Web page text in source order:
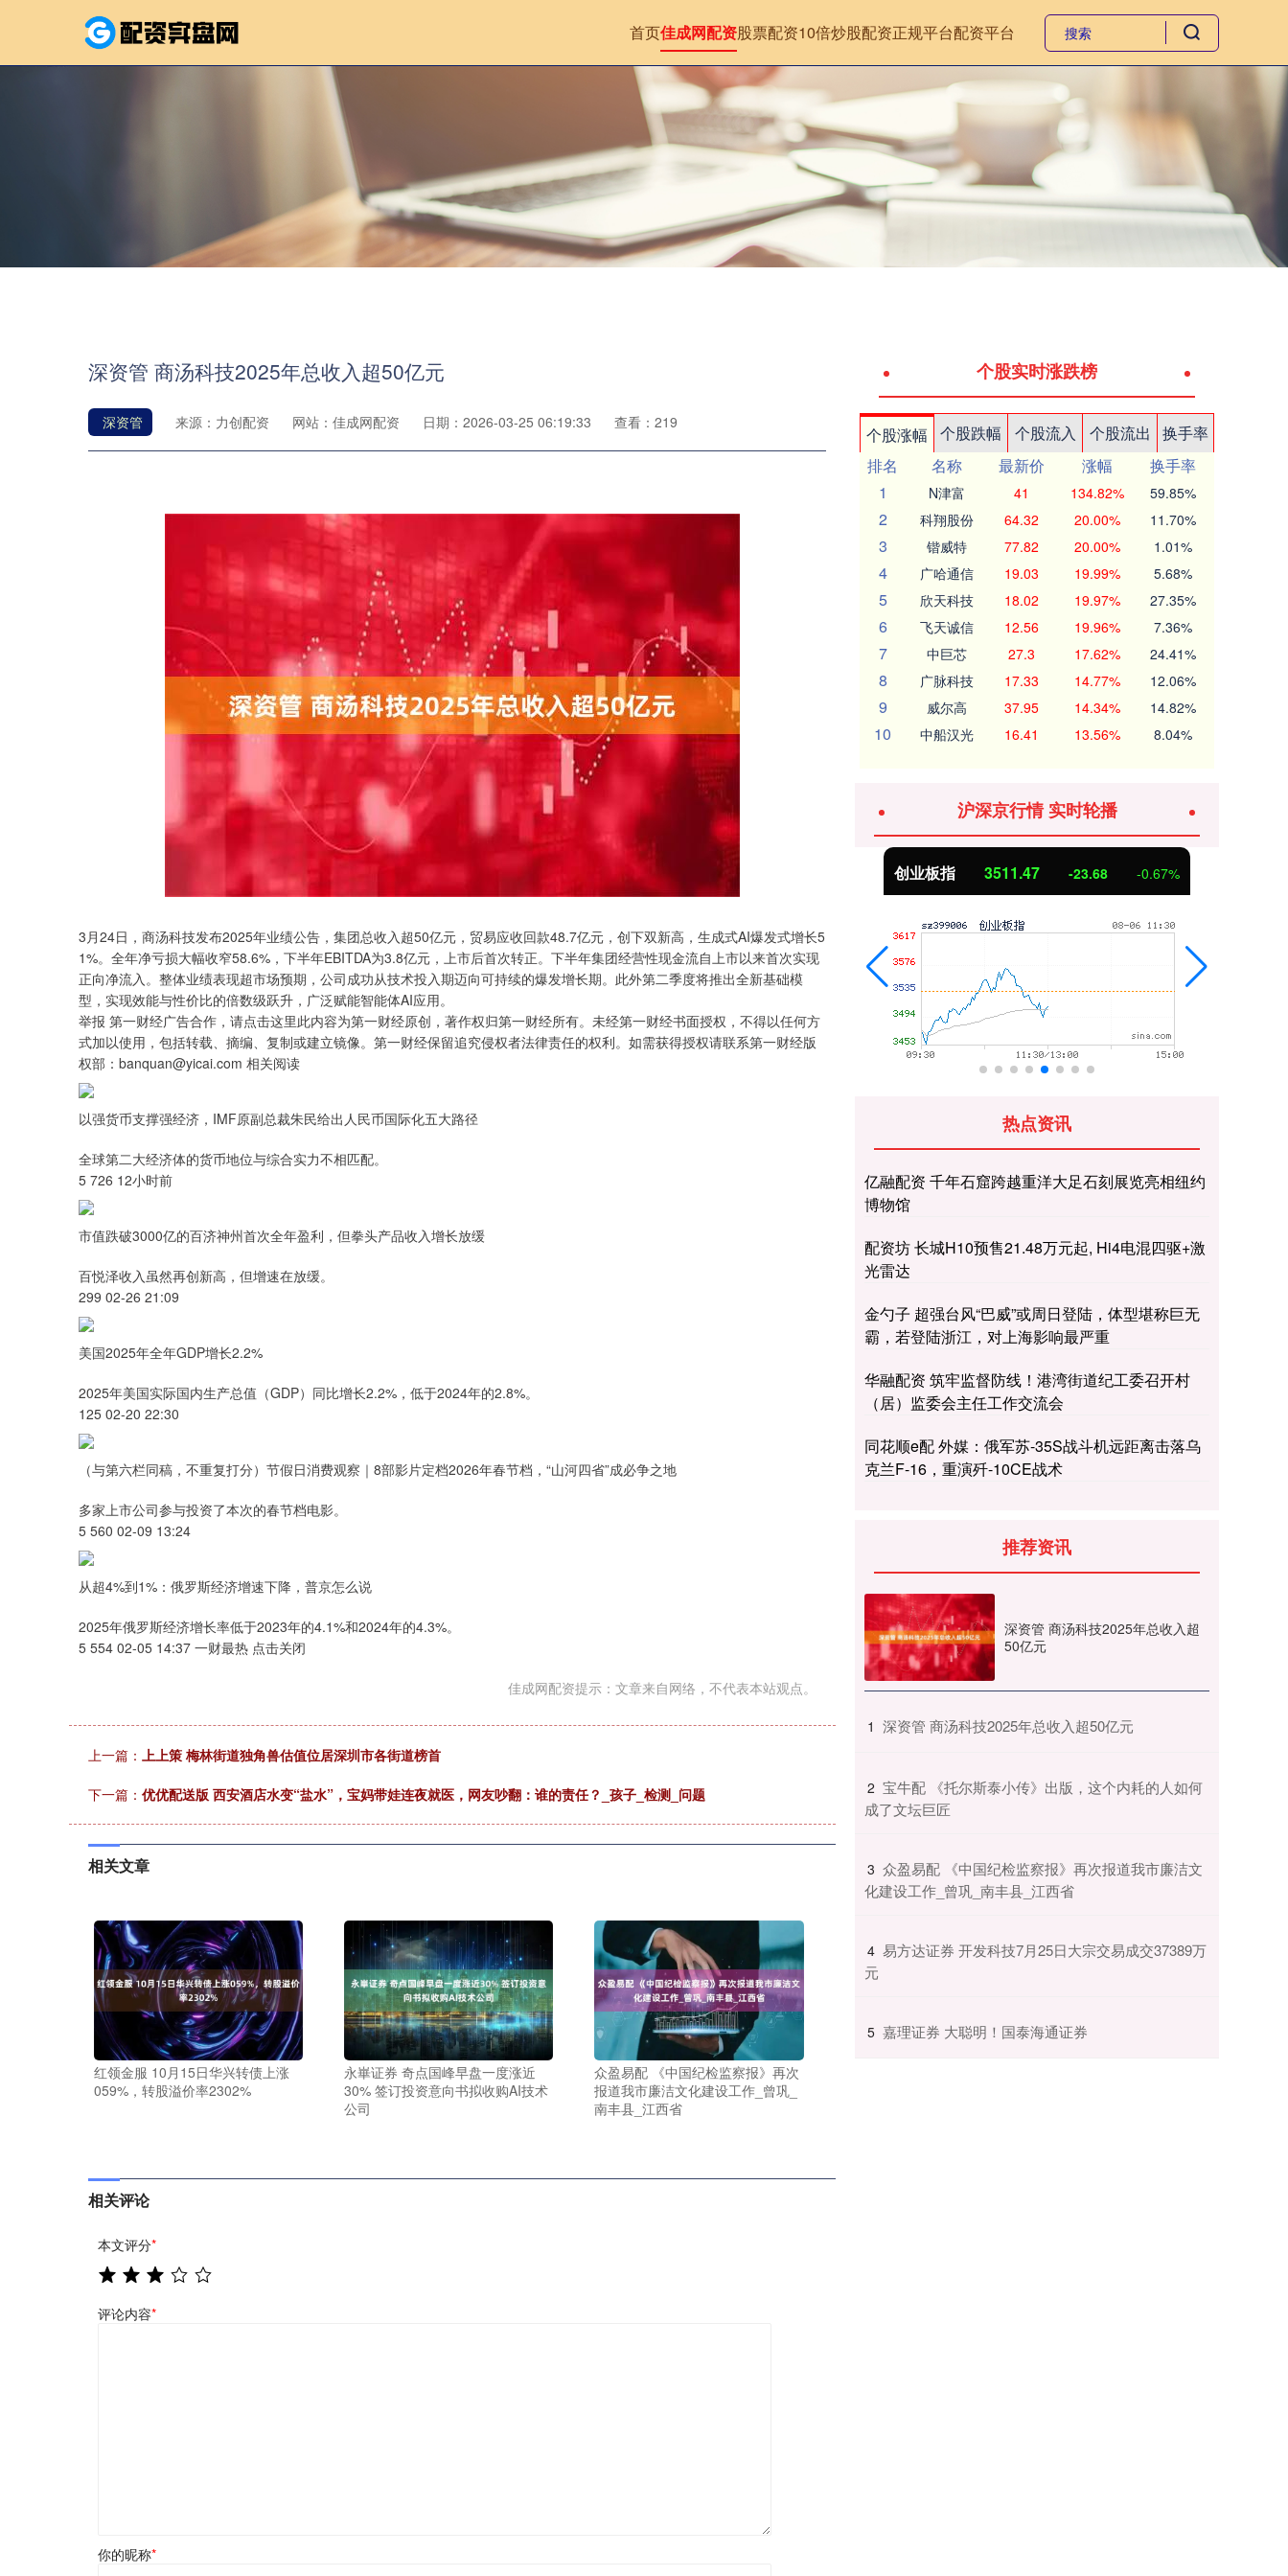
首页佳成网配资股票配资10倍炒股配资正规平台配资平台
深资管 商汤科技2025年总收入超50亿元
深资管 来源：力创配资 网站：佳成网配资 日期：2026-03-25 06:19:33 查看：219
3月24日，商汤科技发布2025年业绩公告，集团总收入超50亿元，贸易应收回款48.7亿元，创下双新高，生成式AI爆发式增长5
1%。全年净亏损大幅收窄58.6%，下半年EBITDA为3.8亿元，上市后首次转正。下半年集团经营性现金流自上市以来首次实现
正向净流入。整体业绩表现超市场预期，公司成功从技术投入期迈向可持续的爆发增长期。此外第二季度将推出全新基础模
型，实现效能与性价比的倍数级跃升，广泛赋能智能体AI应用。
举报 第一财经广告合作，请点击这里此内容为第一财经原创，著作权归第一财经所有。未经第一财经书面授权，不得以任何方
式加以使用，包括转载、摘编、复制或建立镜像。第一财经保留追究侵权者法律责任的权利。如需获得授权请联系第一财经版
权部：banquan@yicai.com 相关阅读
以强货币支撑强经济，IMF原副总裁朱民给出人民币国际化五大路径
全球第二大经济体的货币地位与综合实力不相匹配。
5 726 12小时前
市值跌破3000亿的百济神州首次全年盈利，但拳头产品收入增长放缓
百悦泽收入虽然再创新高，但增速在放缓。
299 02-26 21:09
美国2025年全年GDP增长2.2%
2025年美国实际国内生产总值（GDP）同比增长2.2%，低于2024年的2.8%。
125 02-20 22:30
（与第六栏同稿，不重复打分）节假日消费观察｜8部影片定档2026年春节档，“山河四省”成必争之地
多家上市公司参与投资了本次的春节档电影。
5 560 02-09 13:24
从超4%到1%：俄罗斯经济增速下降，普京怎么说
2025年俄罗斯经济增长率低于2023年的4.1%和2024年的4.3%。
5 554 02-05 14:37 一财最热 点击关闭
佳成网配资提示：文章来自网络，不代表本站观点。
上一篇： 上上策 梅林街道独角兽估值位居深圳市各街道榜首
下一篇： 优优配送版 西安酒店水变“盐水”，宝妈带娃连夜就医，网友吵翻：谁的责任？_孩子_检测_问题
相关文章
红领金服 10月15日华兴转债上涨
059%，转股溢价率2302%
永崋证券 奇点国峰早盘一度涨近
30% 签订投资意向书拟收购AI技术
公司
众盈易配 《中国纪检监察报》再次
报道我市廉洁文化建设工作_曾巩_
南丰县_江西省
相关评论
本文评分*
评论内容*
你的昵称*
个股实时涨跌榜
个股涨幅 个股跌幅 个股流入 个股流出
换手率
排名
名称 最新价 涨幅
换手率
1
N津富 41 134.82% 59.85%
2 科翔股份 64.32 20.00% 11.70%
3 锴威特 77.82 20.00% 1.01%
4 广哈通信 19.03 19.99% 5.68%
5 欣天科技 18.02 19.97% 27.35%
6 飞天诚信 12.56 19.96% 7.36%
7 中巨芯 27.3 17.62% 24.41%
8 广脉科技 17.33 14.77% 12.06%
9 威尔高 37.95 14.34% 14.82%
10 中船汉光 16.41 13.56% 8.04%
沪深京行情 实时轮播
4637.89 北证50 1115.17 -4.29 创业板指 3511.47 -23.68 -0.67%
热点资讯
亿融配资 千年石窟跨越重洋大足石刻展览亮相纽约
博物馆
配资坊 长城H10预售21.48万元起, Hi4电混四驱+激
光雷达
金勺子 超强台风“巴威”或周日登陆，体型堪称巨无
霸，若登陆浙江，对上海影响最严重
华融配资 筑牢监督防线！港湾街道纪工委召开村
（居）监委会主任工作交流会
同花顺e配 外媒：俄军苏-35S战斗机远距离击落乌
克兰F-16，重演歼-10CE战术
推荐资讯
深资管 商汤科技2025年总收入超
50亿元
1 ​深资管 商汤科技2025年总收入超50亿元
2 ​宝牛配 《托尔斯泰小传》出版，这个内耗的人如何
成了文坛巨匠
3 ​众盈易配 《中国纪检监察报》再次报道我市廉洁文
化建设工作_曾巩_南丰县_江西省
4 ​易方达证券 开发科技7月25日大宗交易成交37389万
元
5 ​嘉理证券 大聪明！国泰海通证券